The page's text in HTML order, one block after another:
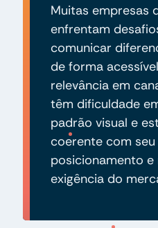
Muitas empresas
enfrentam
comunicar
de forma
relevância em
têm dificuldade
padrão visual e
coerente com seu
posicionamento e
exigência do